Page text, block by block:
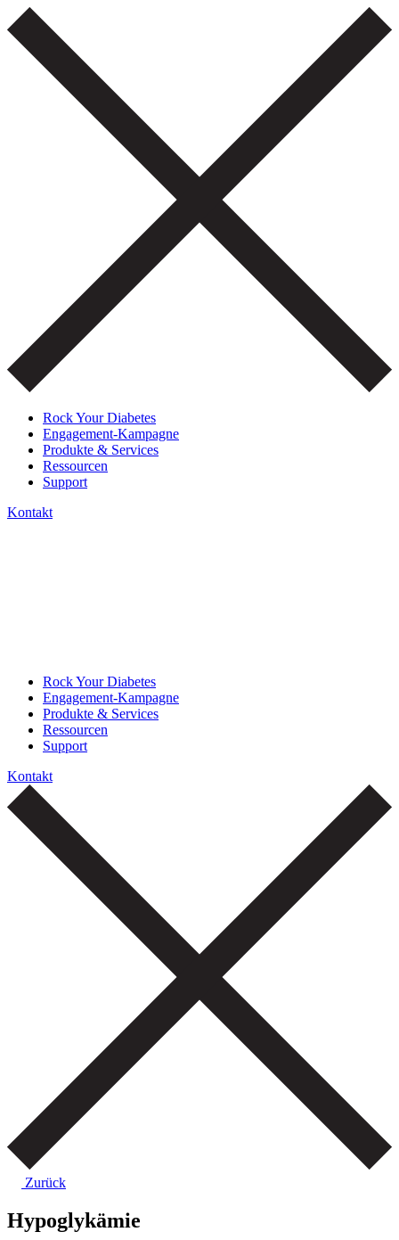
Rock Your Diabetes
Engagement-Kampagne
Produkte & Services
Ressourcen
Support
Kontakt
Rock Your Diabetes
Engagement-Kampagne
Produkte & Services
Ressourcen
Support
Kontakt
Zurück
Hypoglykämie